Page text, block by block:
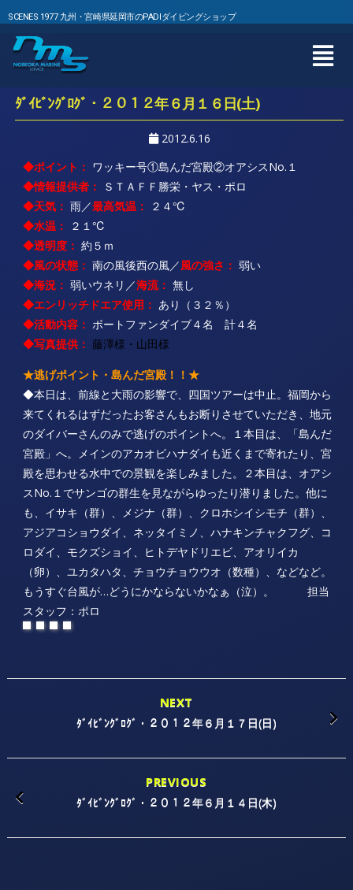
SCENES 1977 九州・宮崎県延岡市のPADIダイビングショップ
ﾀﾞｲﾋﾞﾝｸﾞﾛｸﾞ・２０１２年６月１６日(土)
2012.6.16
◆ポイント： ワッキー号①島んだ宮殿②オアシスNo.１
◆情報提供者：
ＳＴＡＦＦ勝栄・ヤス・ポロ
◆天気： 雨／最高気温：
２４℃
◆水温：
２１℃
◆透明度： 約５ｍ
◆風の状態： 南の風後西の風／風の強さ： 弱い
◆海況： 弱いウネリ／海流： 無し
◆エンリッチドエア使用： あり（３２％）
◆活動内容： ボートファンダイブ４名 計４名
◆写真提供： 藤澤様・山田様
★逃げポイント・島んだ宮殿！！★
◆本日は、前線と大雨の影響で、四国ツアーは中止。福岡から
来てくれるはずだったお客さんもお断りさせていただき、地元
のダイバーさんのみで逃げのポイントへ。１本目は、「島んだ
宮殿」へ。メインのアカオビハナダイも近くまで寄れたり、宮
殿を思わせる水中での景観を楽しみました。２本目は、オアシ
スNo.１でサンゴの群生を見ながらゆったり潜りました。他に
も、イサキ（群）、メジナ（群）、クロホシイシモチ（群）、
アジアコショウダイ、ネッタイミノ、ハナキンチャクフグ、コ
ロダイ、モクズショイ、ヒトデヤドリエビ、アオリイカ
（卵）、ユカタハタ、チョウチョウウオ（数種）、などなど。
もうすぐ台風が…どうにかならないかなぁ（泣）。 担当
スタッフ：ポロ
NEXT
ﾀﾞｲﾋﾞﾝｸﾞﾛｸﾞ・２０１２年６月１７日(日)
PREVIOUS
ﾀﾞｲﾋﾞﾝｸﾞﾛｸﾞ・２０１２年６月１４日(木)